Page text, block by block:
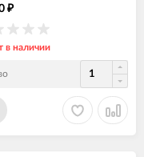
₽
в наличии